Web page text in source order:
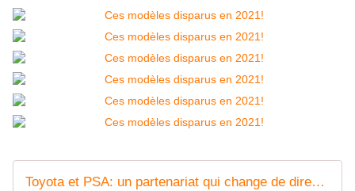
Toyota et PSA: un partenariat qui change de direction! - FranceAuto-actu - actualité automobile régionale et internationale